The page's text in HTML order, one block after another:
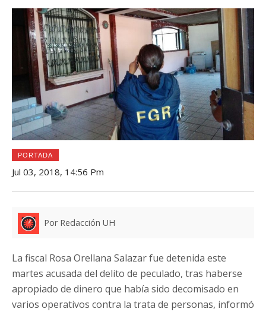
PORTADA
Jul 03, 2018, 14:56 Pm
Por Redacción UH
La fiscal Rosa Orellana Salazar fue detenida este
martes acusada del delito de peculado, tras haberse
apropiado de dinero que había sido decomisado en
varios operativos contra la trata de personas, informó